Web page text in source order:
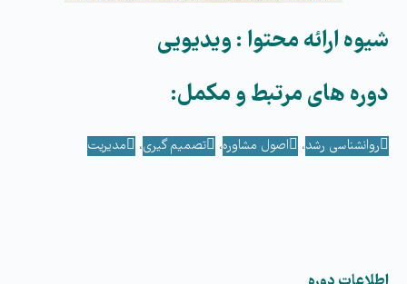
شیوه ارائه محتوا :ویدیویی
دوره­ های مرتبط و مکمل:
روانشناسی رشد، اصول مشاوره، تصمیم گیری، مدیریت